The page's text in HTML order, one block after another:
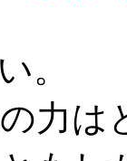
。
力は